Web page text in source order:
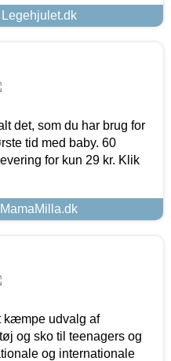
det, som du har brug for
tid med baby. 60
for kun 29 kr. Klik
kæmpe udvalg af
og sko til teenagers og
og internationale